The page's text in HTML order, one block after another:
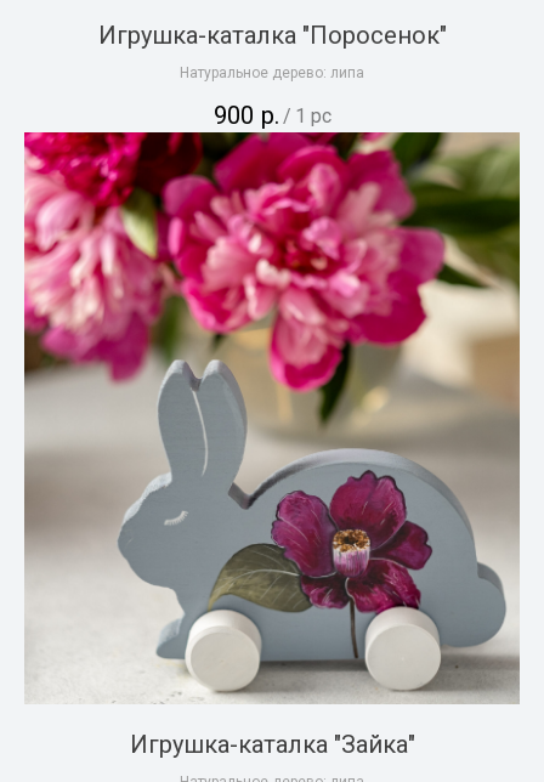
Игрушка-каталка "Поросенок"
Натуральное дерево: липа
900 р. / 1 pc
Игрушка-каталка "Зайка"